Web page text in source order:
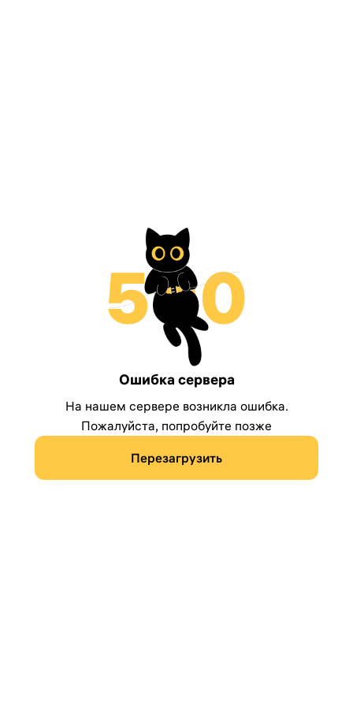
Ошибка сервера
На нашем сервере возникла ошибка.
Пожалуйста, попробуйте позже
Перезагрузить